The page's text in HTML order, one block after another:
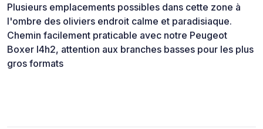
Plusieurs emplacements possibles dans cette zone à
l'ombre des oliviers endroit calme et paradisiaque.
Chemin facilement praticable avec notre Peugeot
Boxer l4h2, attention aux branches basses pour les plus
gros formats